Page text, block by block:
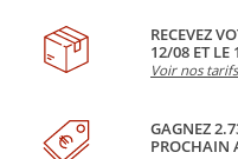
RECEVEZ
12/08 ET LE
Voir nos
GAGNEZ
PROCHAIN